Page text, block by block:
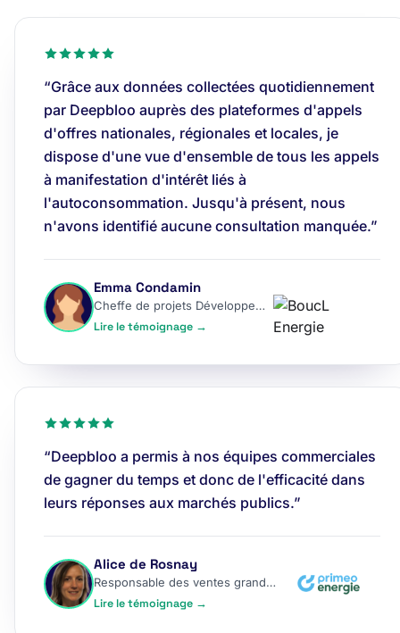
“Grâce aux données collectées quotidiennement
par Deepbloo auprès des plateformes d'appels
d'offres nationales, régionales et locales, je
dispose d'une vue d'ensemble de tous les appels
à manifestation d'intérêt liés à
l'autoconsommation. Jusqu'à présent, nous
n'avons identifié aucune consultation manquée.”
Emma Condamin
Cheffe de projets Développement
Lire le témoignage →
“Deepbloo a permis à nos équipes commerciales
de gagner du temps et donc de l'efficacité dans
leurs réponses aux marchés publics.”
Alice de Rosnay
Responsable des ventes grands comptes
Lire le témoignage →